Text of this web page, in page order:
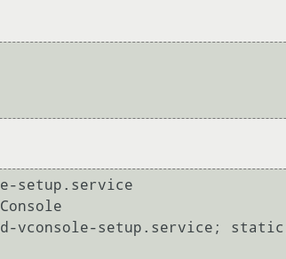
setup.service